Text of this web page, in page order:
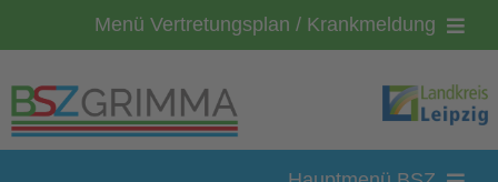
springen
Menü Vertretungsplan / Krankmeldung
Kontakt
Vertretungsplan